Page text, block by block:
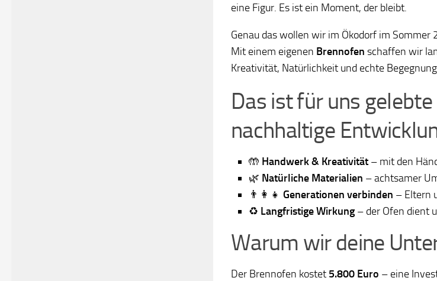
eine Figur. Es ist ein Moment, der bleibt.
Genau das wollen wir im Ökodorf im
Mit einem eigenen Brennofen schaffen wir
Kreativität, Natürlichkeit und echte
Das ist für uns
nachhaltige
🤲 Handwerk & Kreativität – mit den
🌿 Natürliche Materialien – achtsamer
👨‍👩‍👧 Generationen verbinden – Eltern
♻️ Langfristige Wirkung– der Ofen dient
Warum wir deine
Der Brennofen kostet 5.800 Euro – eine